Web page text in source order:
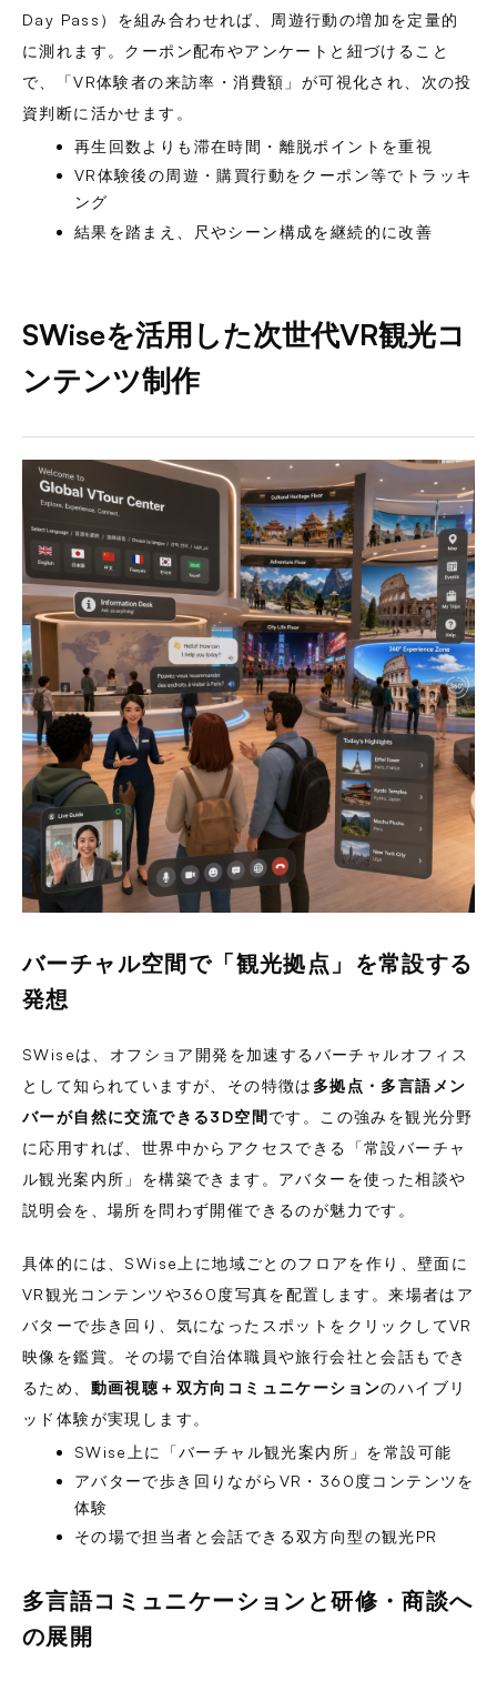
Day Pass）を組み合わせれば、周遊行動の増加を定量的
に測れます。クーポン配布やアンケートと紐づけること
で、「VR体験者の来訪率・消費額」が可視化され、次の投
資判断に活かせます。
再生回数よりも滞在時間・離脱ポイントを重視
VR体験後の周遊・購買行動をクーポン等でトラッキ
ング
結果を踏まえ、尺やシーン構成を継続的に改善
SWiseを活用した次世代VR観光コ
ンテンツ制作
バーチャル空間で「観光拠点」を常設する
発想
SWiseは、オフショア開発を加速するバーチャルオフィス
として知られていますが、その特徴は 多拠点・多言語メン
バーが自然に交流できる3D空間です。この強みを観光分野
に応用すれば、世界中からアクセスできる「常設バーチャ
ル観光案内所」を構築できます。アバターを使った相談や
説明会を、場所を問わず開催できるのが魅力です。
具体的には、SWise上に地域ごとのフロアを作り、壁面に
VR観光コンテンツや360度写真を配置します。来場者はア
バターで歩き回り、気になったスポットをクリックしてVR
映像を鑑賞。その場で自治体職員や旅行会社と会話もでき
るため、 動画視聴＋双方向コミュニケーションのハイブリ
ッド体験が実現します。
SWise上に「バーチャル観光案内所」を常設可能
アバターで歩き回りながらVR・360度コンテンツを
体験
その場で担当者と会話できる双方向型の観光PR
多言語コミュニケーションと研修・商談へ
の展開